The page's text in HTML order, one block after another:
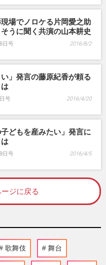
現場でノロケる片岡愛之助
うに聞く共演の山本耕史
日号 2016/8/2
い」発言の藤原紀香が頼る
号 2016/4/20
どもを産みたい」発言に
日号 2016/4/5
ジに戻る
歌舞伎 舞台